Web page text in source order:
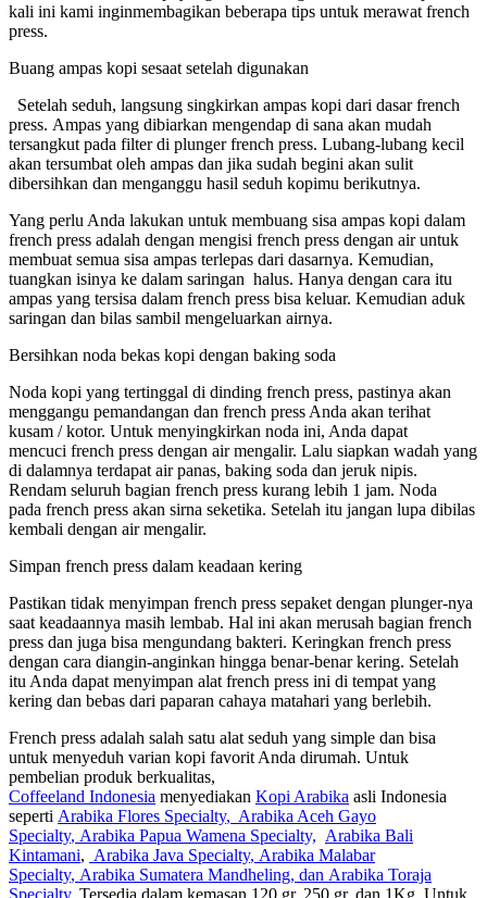
kali ini kami inginmembagikan beberapa tips untuk merawat french
press.
Buang ampas kopi sesaat setelah digunakan
Setelah seduh, langsung singkirkan ampas kopi dari dasar french
press. Ampas yang dibiarkan mengendap di sana akan mudah
tersangkut pada filter di plunger french press. Lubang-lubang kecil
akan tersumbat oleh ampas dan jika sudah begini akan sulit
dibersihkan dan menganggu hasil seduh kopimu berikutnya.
Yang perlu Anda lakukan untuk membuang sisa ampas kopi dalam
french press adalah dengan mengisi french press dengan air untuk
membuat semua sisa ampas terlepas dari dasarnya. Kemudian,
tuangkan isinya ke dalam saringan halus. Hanya dengan cara itu
ampas yang tersisa dalam french press bisa keluar. Kemudian aduk
saringan dan bilas sambil mengeluarkan airnya.
Bersihkan noda bekas kopi dengan baking soda
Noda kopi yang tertinggal di dinding french press, pastinya akan
menggangu pemandangan dan french press Anda akan terihat
kusam / kotor. Untuk menyingkirkan noda ini, Anda dapat
mencuci french press dengan air mengalir. Lalu siapkan wadah yang
di dalamnya terdapat air panas, baking soda dan jeruk nipis.
Rendam seluruh bagian french press kurang lebih 1 jam. Noda
pada french press akan sirna seketika. Setelah itu jangan lupa dibilas
kembali dengan air mengalir.
Simpan french press dalam keadaan kering
Pastikan tidak menyimpan french press sepaket dengan plunger-nya
saat keadaannya masih lembab. Hal ini akan merusah bagian french
press dan juga bisa mengundang bakteri. Keringkan french press
dengan cara diangin-anginkan hingga benar-benar kering. Setelah
itu Anda dapat menyimpan alat french press ini di tempat yang
kering dan bebas dari paparan cahaya matahari yang berlebih.
French press adalah salah satu alat seduh yang simple dan bisa
untuk menyeduh varian kopi favorit Anda dirumah. Untuk
pembelian produk berkualitas,
Coffeeland Indonesia menyediakan Kopi Arabika asli Indonesia
seperti Arabika Flores Specialty, Arabika Aceh Gayo
Specialty, Arabika Papua Wamena Specialty, Arabika Bali
Kintamani, Arabika Java Specialty, Arabika Malabar
Specialty, Arabika Sumatera Mandheling, dan Arabika Toraja
Specialty. Tersedia dalam kemasan 120 gr, 250 gr, dan 1Kg. Untuk